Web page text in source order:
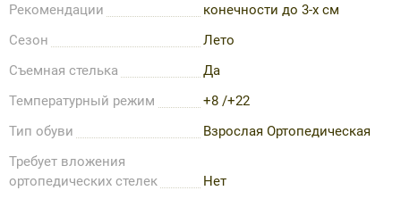
Рекомендации
конечности до 3-х см
Сезон
Лето
Съемная стелька
Да
Температурный режим
+8 /+22
Тип обуви
Взрослая Ортопедическая
Требует вложения
ортопедических стелек
Нет